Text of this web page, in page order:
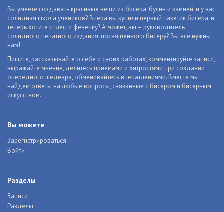
Вы умеете создавать красивые вещи из бисера, бусин и камней, и у вас
солидная школа учеников? Вчера вы купили первый пакетик бисера, и
теперь хотите сплести фенечку? А может, вы – руководитель
солидного печатного издания, посвященного бисеру? Вы все нужны
нам!
Пишите, рассказывайте о себе и своих работах, комментируйте записи,
выражайте мнение, делитесь приемами и хитростями при создании
очередного шедевра, обменивайтесь впечатлениями. Вместе мы
найдем ответы на любые вопросы, связанные с бисером и бисерным
искусством.
Вы можете
Зарегистрироваться
Войти
Разделы
Записи
Разделы